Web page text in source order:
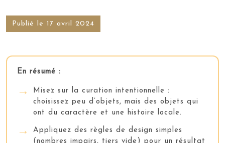
Publié le 17 avril 2024
En résumé :
Misez sur la curation intentionnelle :
choisissez peu d’objets, mais des objets qui
ont du caractère et une histoire locale.
Appliquez des règles de design simples
(nombres impairs, tiers vide) pour un résultat